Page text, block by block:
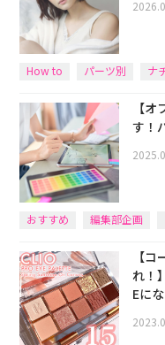
How to パーツ別 ナ
【
す！
おすすめ 編集部企画
【
れ！
Eに